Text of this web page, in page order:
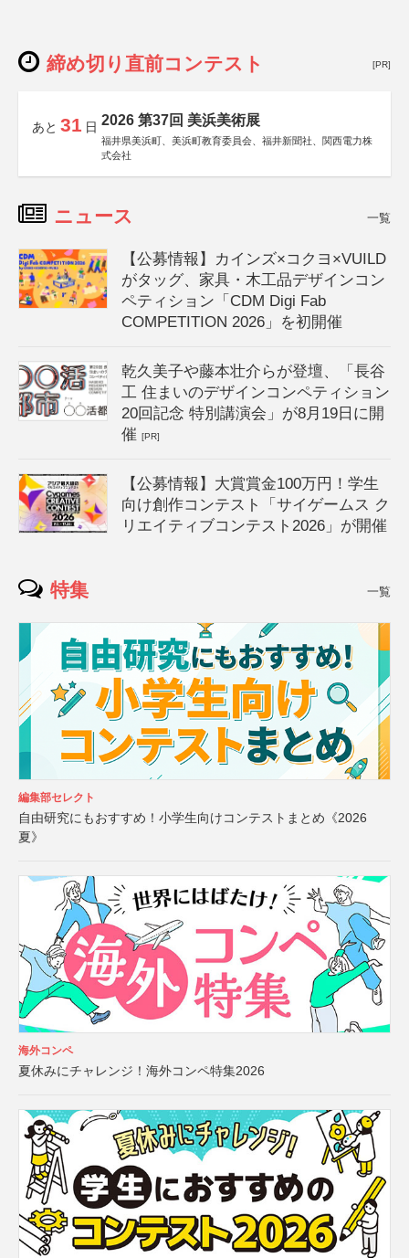
締め切り直前コンテスト [PR]
あと 31 日 2026 第37回 美浜美術展
福井県美浜町、美浜町教育委員会、福井新聞社、関西電力株
式会社
ニュース 一覧
【公募情報】カインズ×コクヨ×VUILD
がタッグ、家具・木工品デザインコン
ペティション「CDM Digi Fab
COMPETITION 2026」を初開催
乾久美子や藤本壮介らが登壇、「長谷
工 住まいのデザインコンペティション
20回記念 特別講演会」が8月19日に開
催[PR]
【公募情報】大賞賞金100万円！学生
向け創作コンテスト「サイゲームス ク
リエイティブコンテスト2026」が開催
特集 一覧
編集部セレクト
自由研究にもおすすめ！小学生向けコンテストまとめ《2026
夏》
海外コンペ
夏休みにチャレンジ！海外コンペ特集2026